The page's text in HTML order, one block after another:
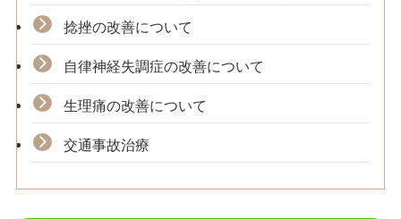
捻挫の改善について
自律神経失調症の改善について
生理痛の改善について
交通事故治療